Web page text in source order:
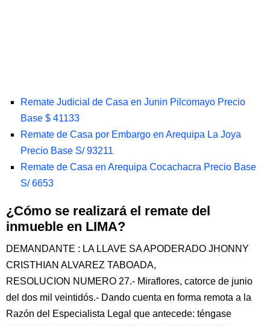
Remate Judicial de Casa en Junin Pilcomayo Precio
Base $ 41133
Remate de Casa por Embargo en Arequipa La Joya
Precio Base S/ 93211
Remate de Casa en Arequipa Cocachacra Precio Base
S/ 6653
¿Cómo se realizará el remate del
inmueble en LIMA?
DEMANDANTE : LA LLAVE SA APODERADO JHONNY
CRISTHIAN ALVAREZ TABOADA,
RESOLUCION NUMERO 27.- Miraflores, catorce de junio
del dos mil veintidós.- Dando cuenta en forma remota a la
Razón del Especialista Legal que antecede: téngase